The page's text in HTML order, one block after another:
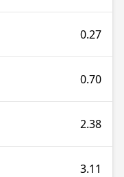
0.27
0.70
2.38
3.11